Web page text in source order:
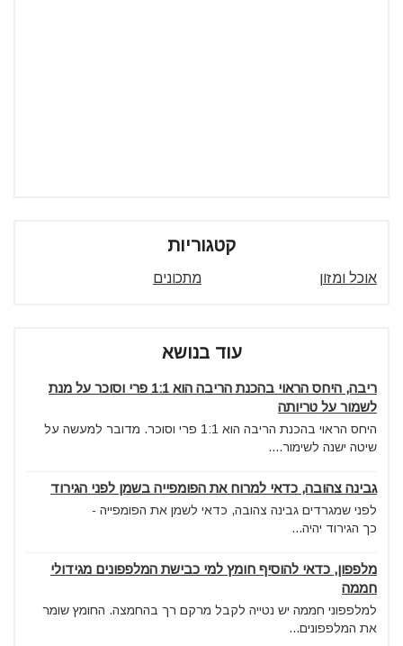
קטגוריות
אוכל ומזון מתכונים
עוד בנושא
ריבה, היחס הראוי בהכנת הריבה הוא 1:1 פרי וסוכר על מנת
לשמור על טריותה
היחס הראוי בהכנת הריבה הוא 1:1 פרי וסוכר. מדובר למעשה על
שיטה ישנה לשימור....
גבינה צהובה, כדאי למרוח את הפומפייה בשמן לפני הגירוד
לפני שמגרדים גבינה צהובה, כדאי לשמן את הפומפייה -
כך הגירוד יהיה...
מלפפון, כדאי להוסיף חומץ למי כבישת המלפפונים מגידולי
חממה
למלפפוני חממה יש נטייה לקבל מרקם רך בהחמצה. החומץ שומר
את המלפפונים...